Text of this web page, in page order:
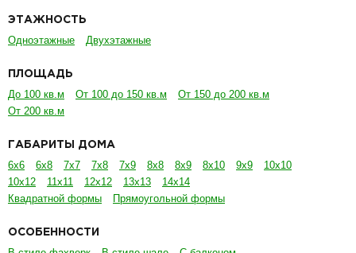
ЭТАЖНОСТЬ
Одноэтажные Двухэтажные
ПЛОЩАДЬ
До 100 кв.м От 100 до 150 кв.м
От 150 до 200 кв.м
От 200 кв.м
ГАБАРИТЫ ДОМА
6х6 6х8 7х7 7х8 7х9 8х8 8х9 8х10 9х9
10х10
10х12
11х11 12х12 13х13
14х14
Квадратной формы
Прямоугольной формы
ОСОБЕННОСТИ